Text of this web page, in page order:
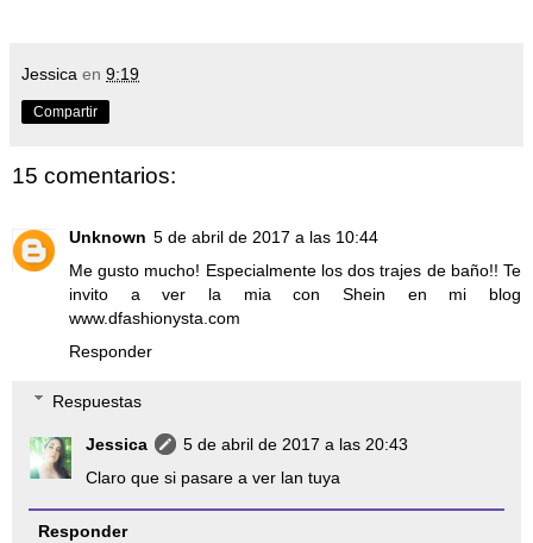
Jessica en 9:19
Compartir
15 comentarios:
Unknown 5 de abril de 2017 a las 10:44
Me gusto mucho! Especialmente los dos trajes de baño!! Te
invito a ver la mia con Shein en mi blog
www.dfashionysta.com
Responder
Respuestas
Jessica
5 de abril de 2017 a las 20:43
Claro que si pasare a ver lan tuya
Responder